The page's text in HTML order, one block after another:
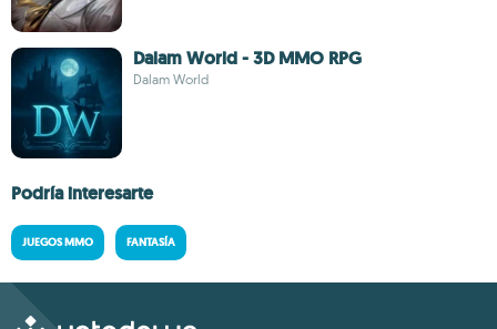
Dalam World - 3D MMO RPG
Dalam World
Podría interesarte
JUEGOS MMO FANTASÍA